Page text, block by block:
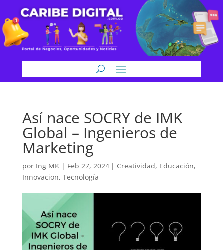
Así nace SOCRY de IMK
Global – Ingenieros de
Marketing
por Ing MK| Feb 27, 2024| Creatividad, Educación,
Innovacion, Tecnología